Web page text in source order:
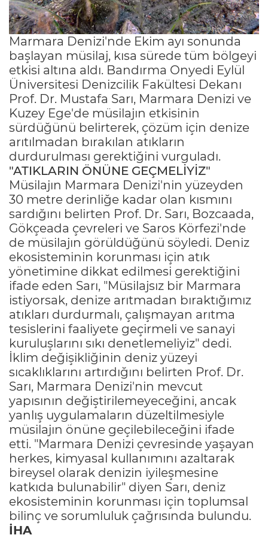
Marmara Denizi'nde Ekim ayı sonunda
başlayan müsilaj, kısa sürede tüm bölgeyi
etkisi altına aldı. Bandırma Onyedi Eylül
Üniversitesi Denizcilik Fakültesi Dekanı
Prof. Dr. Mustafa Sarı, Marmara Denizi ve
Kuzey Ege'de müsilajın etkisinin
sürdüğünü belirterek, çözüm için denize
arıtılmadan bırakılan atıkların
durdurulması gerektiğini vurguladı.
"ATIKLARIN ÖNÜNE GEÇMELİYİZ"
Müsilajın Marmara Denizi'nin yüzeyden
30 metre derinliğe kadar olan kısmını
sardığını belirten Prof. Dr. Sarı, Bozcaada,
Gökçeada çevreleri ve Saros Körfezi'nde
de müsilajın görüldüğünü söyledi. Deniz
ekosisteminin korunması için atık
yönetimine dikkat edilmesi gerektiğini
ifade eden Sarı, "Müsilajsız bir Marmara
istiyorsak, denize arıtmadan bıraktığımız
atıkları durdurmalı, çalışmayan arıtma
tesislerini faaliyete geçirmeli ve sanayi
kuruluşlarını sıkı denetlemeliyiz" dedi.
İklim değişikliğinin deniz yüzeyi
sıcaklıklarını artırdığını belirten Prof. Dr.
Sarı, Marmara Denizi'nin mevcut
yapısının değiştirilemeyeceğini, ancak
yanlış uygulamaların düzeltilmesiyle
müsilajın önüne geçilebileceğini ifade
etti. "Marmara Denizi çevresinde yaşayan
herkes, kimyasal kullanımını azaltarak
bireysel olarak denizin iyileşmesine
katkıda bulunabilir" diyen Sarı, deniz
ekosisteminin korunması için toplumsal
bilinç ve sorumluluk çağrısında bulundu.
İHA